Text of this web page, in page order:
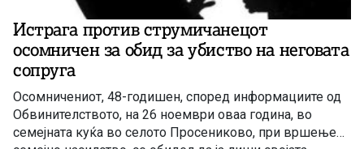
Истрага против струмичанецот
осомничен за обид за убиство на неговата
сопруга
Осомничениот, 48-годишен, според информациите од
Обвинителството, на 26 ноември оваа година, во
семејната куќа во селото Просениково, при вршење